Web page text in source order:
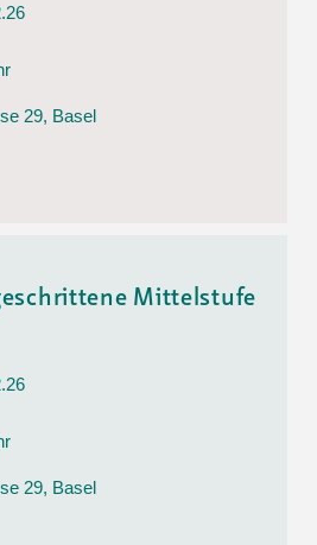
29, Basel
Mittelstufe
29, Basel